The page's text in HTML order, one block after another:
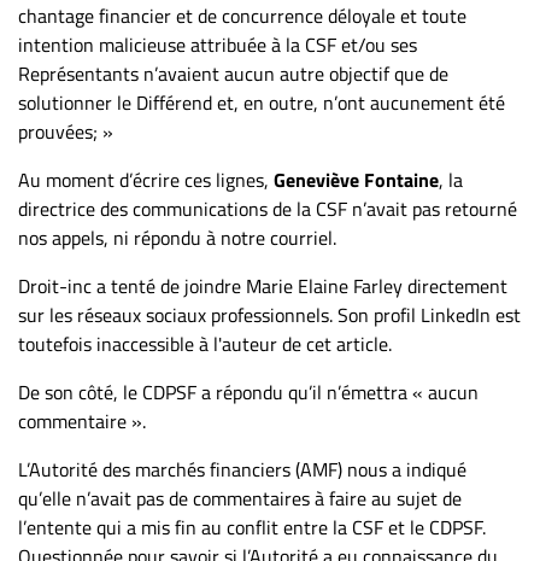
chantage financier et de concurrence déloyale et toute
intention malicieuse attribuée à la CSF et/ou ses
Représentants n’avaient aucun autre objectif que de
solutionner le Différend et, en outre, n’ont aucunement été
prouvées; »
Au moment d’écrire ces lignes, Geneviève Fontaine, la
directrice des communications de la CSF n’avait pas retourné
nos appels, ni répondu à notre courriel.
Droit-inc a tenté de joindre Marie Elaine Farley directement
sur les réseaux sociaux professionnels. Son profil LinkedIn est
toutefois inaccessible à l'auteur de cet article.
De son côté, le CDPSF a répondu qu’il n’émettra « aucun
commentaire ».
L’Autorité des marchés financiers (AMF) nous a indiqué
qu’elle n’avait pas de commentaires à faire au sujet de
l’entente qui a mis fin au conflit entre la CSF et le CDPSF.